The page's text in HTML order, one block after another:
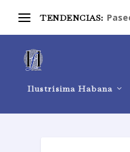
TENDENCIAS:
Ilustrísima Habana